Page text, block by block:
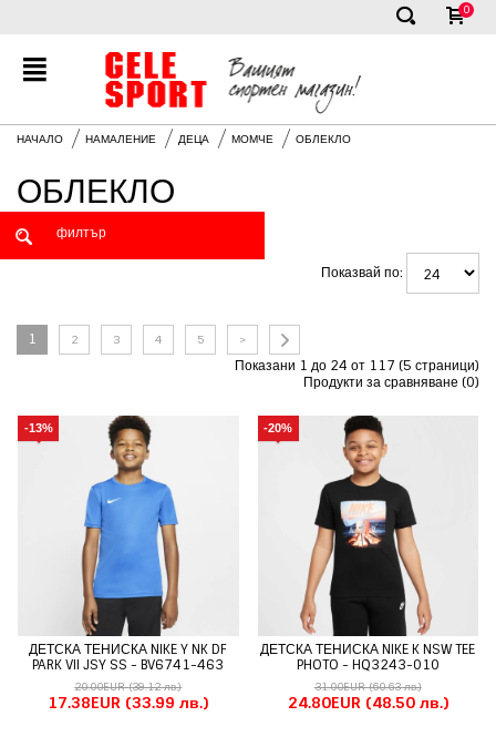
✕
0
НАЧАЛО НАМАЛЕНИЕ ДЕЦА МОМЧЕ ОБЛЕКЛО
ОБЛЕКЛО
Показвай по:
1 2 3 4 5 >
Показани 1 до 24 от 117 (5 страници)
Продукти за сравняване (0)
-13%
ДЕТСКА ТЕНИСКА NIKE Y NK DF
PARK VII JSY SS - BV6741-463
20.00EUR(39.12 лв.)
17.38EUR (33.99 лв.)
-20%
ДЕТСКА ТЕНИСКА NIKE K NSW TEE
PHOTO - HQ3243-010
31.00EUR(60.63 лв.)
24.80EUR (48.50 лв.)